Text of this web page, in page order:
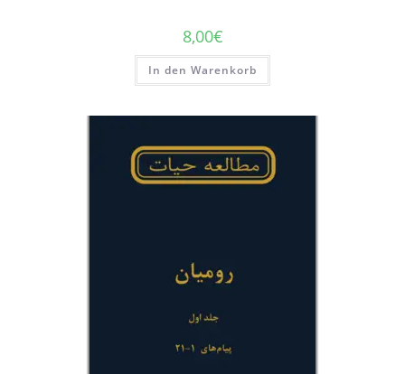
8,00€
In den Warenkorb